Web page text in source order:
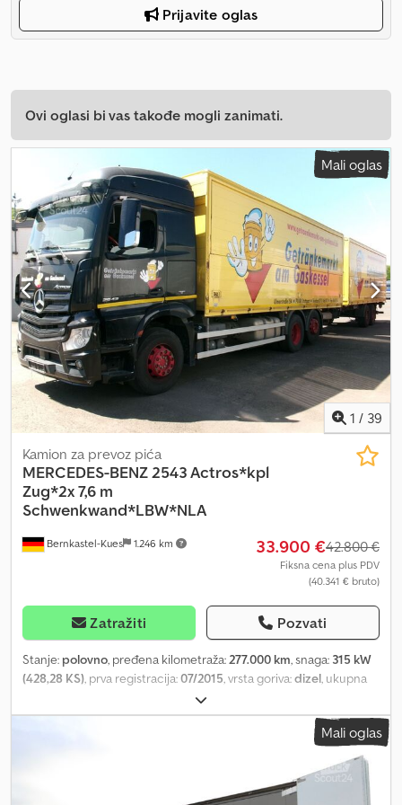
Prijavite oglas
Ovi oglasi bi vas takođe mogli zanimati.
Mali oglas
1 / 39
Bernkastel-Kues 1.246 km
Kamion za prevoz pića
MERCEDES-BENZ2543 Actros*kpl
Zug*2x 7,6 m
Schwenkwand*LBW*NLA
33.900 €42.800 €
Fiksna cena plus PDV
(40.341 € bruto)
Zatražiti Pozvati
Stanje: polovno, pređena kilometraža: 277.000 km, snaga: 315 kW
(428,28 KS) , prva registracija:07/2015 , vrsta goriva:dizel , ukupna
, konfiguracija osovina:
retarder, boja:crn, tip prenosa:automatski, emisioni razred:Euro
, zapremina
,
, visina tovarnog prostora:
, Oprema:ABS, elektronski
Mali oglas